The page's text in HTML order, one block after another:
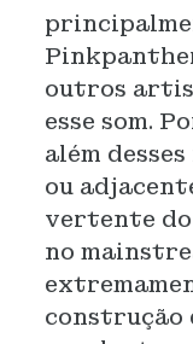
outros
esse som.
além
ou
vertente do
no
construção